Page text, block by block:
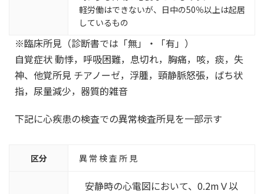
軽労働はできないが、日中の50％以上は起居
しているもの
※臨床所見（診断書では「無」・「有」）
自覚症状 動悸，呼吸困難，息切れ，胸痛，咳，痰，失
神、他覚所見 チアノーゼ，浮腫，頸静脈怒張，ばち状
指，尿量減少，器質的雑音
下記に心疾患の検査での異常検査所見を一部示す
区分 異 常 検 査 所 見
安静時の心電図において、0.2mＶ以